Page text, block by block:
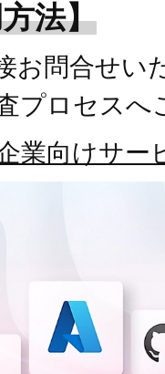
法】
お問合せい
プロセスへ
業向けサー